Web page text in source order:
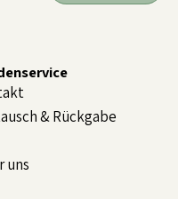
uns
& Rückgabe